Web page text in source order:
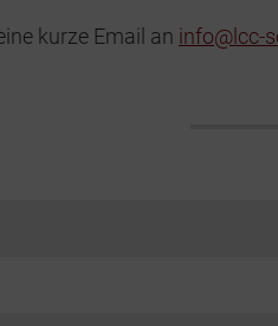
kurze Email an info@lcc-